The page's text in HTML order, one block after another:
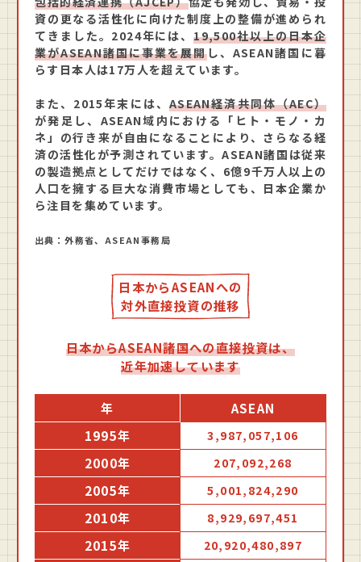
資の更なる活性化に向けた制度上の整備が進められ
てきました。2024年には、19,500社以上の日本企
業がASEAN諸国に事業を展開し、ASEAN諸国に暮
らす日本人は17万人を超えています。
また、2015年末には、 ASEAN経済共同体（AEC）
が発足し、ASEAN域内における「ヒト・モノ・カ
ネ」の行き来が自由になることにより、さらなる経
済の活性化が予測されています。ASEAN諸国は従来
の製造拠点としてだけではなく、6億9千万人以上の
人口を擁する巨大な消費市場としても、日本企業か
ら注目を集めています。
出典：外務省、ASEAN事務局
日本からASEANへの
対外直接投資の推移
日本からASEAN諸国への直接投資は、
近年加速しています
年
ASEAN
1995年
3,987,057,106
2000年 207,092,268
2005年 5,001,824,290
2010年 8,929,697,451
2015年 20,920,480,897